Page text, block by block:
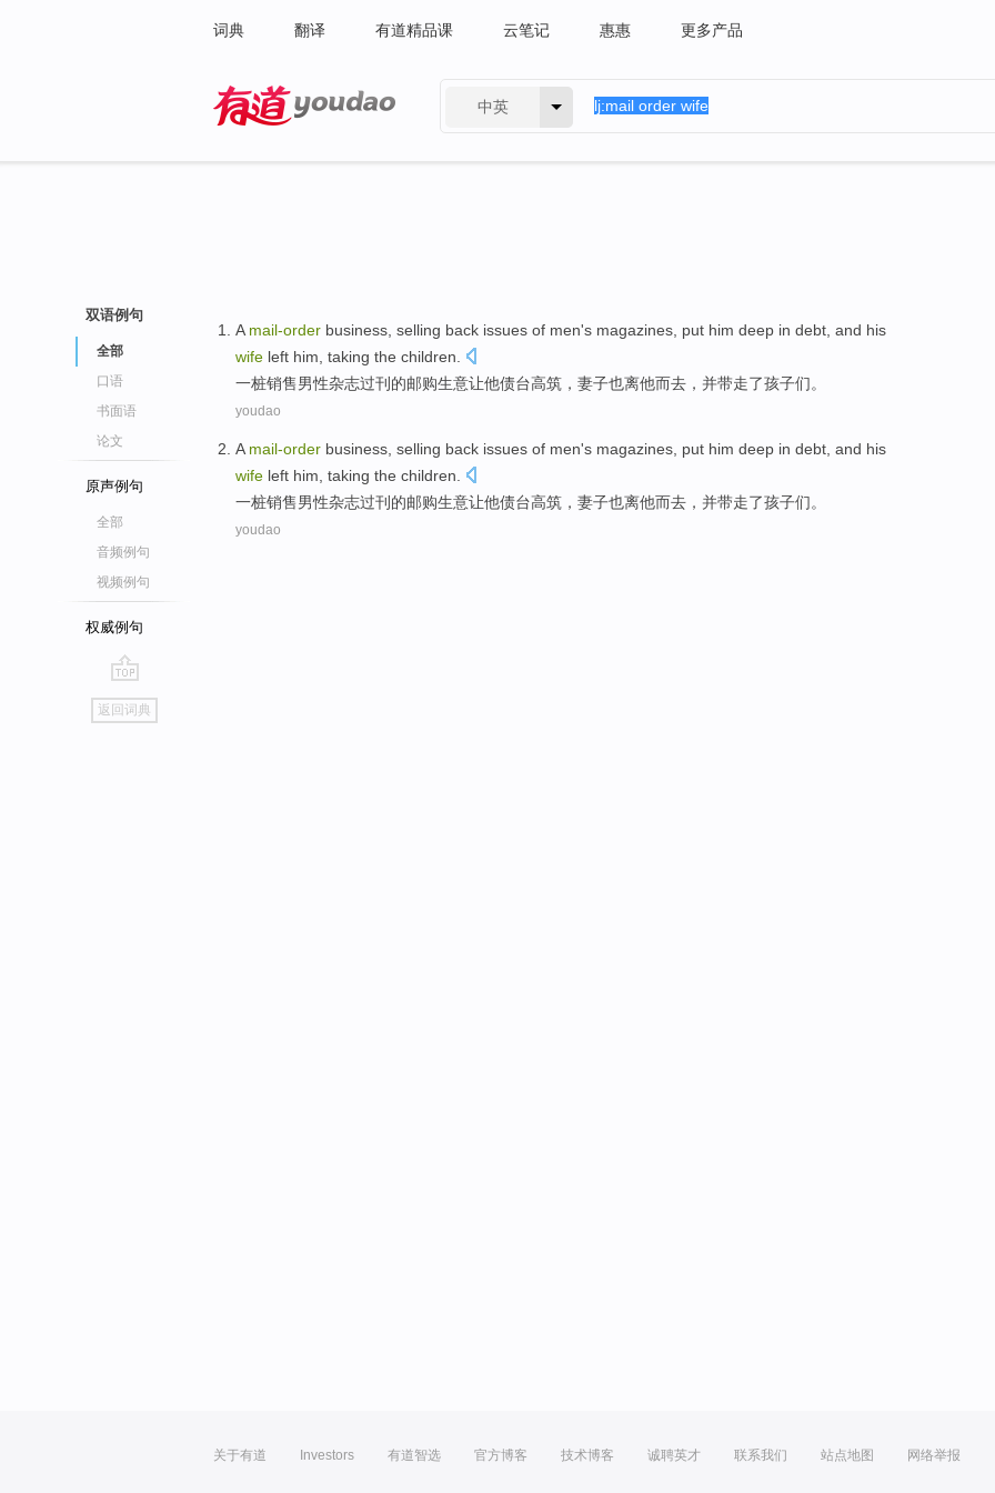
词典 翻译 有道精品课 云笔记 惠惠 更多产品
中英
双语例句
全部
口语
书面语
论文
原声例句
全部
音频例句
视频例句
权威例句
go
top
返回词典
A mail-order business selling back issues of men's magazines put him deep in debt , and his
wife left him, taking the children
一桩销售男性杂志过刊 的邮购生意让他债台高筑 ， 妻子也离他而去， 并带走了孩子们。
youdao
A mail-order business selling back issues of men's magazines put him deep in debt , and his
wife left him, taking the children
一桩销售男性杂志过刊 的邮购生意让他债台高筑 ， 妻子也离他而去， 并带走了孩子们。
youdao
关于有道 Investors 有道智选 官方博客 技术博客 诚聘英才 联系我们 站点地图 网络举报